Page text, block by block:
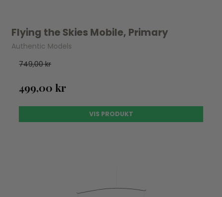
Flying the Skies Mobile, Primary
Authentic Models
749,00 kr
499,00 kr
VIS PRODUKT